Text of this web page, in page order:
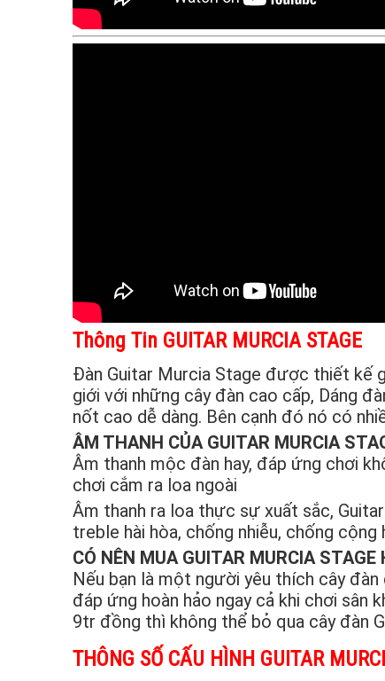
Thông Tin GUITAR MURCIA STAGE
Đàn Guitar Murcia Stage được thiết kế
giới với những cây đàn cao cấp, Dáng
nốt cao dễ dàng. Bên cạnh đó nó có
ÂM THANH CỦA GUITAR MURCIA
Âm thanh mộc đàn hay, đáp ứng chơi
chơi cắm ra loa ngoài
Âm thanh ra loa thực sự xuất sắc,
treble hài hòa, chống nhiễu, chống
CÓ NÊN MUA GUITAR MURCIA STAGE
Nếu bạn là một người yêu thích cây
đáp ứng hoàn hảo ngay cả khi chơi
9tr đồng thì không thể bỏ qua cây đàn
THÔNG SỐ CẤU HÌNH GUITAR